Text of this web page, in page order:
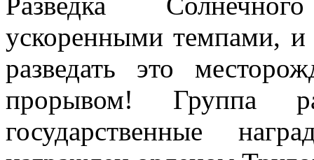
ускоренными темпами, и
разведать это
прорывом! Группа
государственные